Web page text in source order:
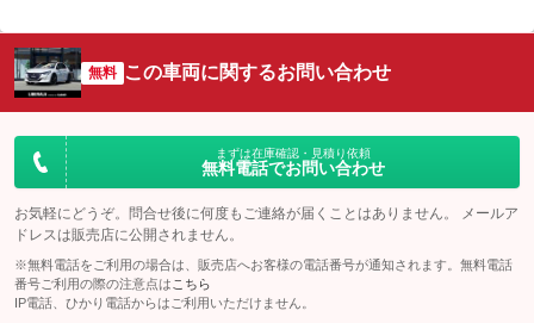
無料 この車両に関するお問い合わせ
まずは在庫確認・見積り依頼
無料電話でお問い合わせ
お気軽にどうぞ。問合せ後に何度もご連絡が届くことはありません。 メールア
ドレスは販売店に公開されません。
※無料電話をご利用の場合は、販売店へお客様の電話番号が通知されます。無料電話
番号ご利用の際の注意点は こちら
IP電話、ひかり電話からはご利用いただけません。